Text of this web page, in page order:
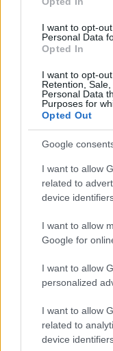
I want to opt-
Personal Data
Opted In
I want to opt-
Retention,
Personal Data
Purposes for
Opted Out
Google
I want to allow
related to
device
I want to allow
Google for
I want to allow
personalized
I want to allow
related to
device
Madridban az
bemondója
tökéletesen
hogy
idegenben,
által írott
nagysikerű
hetvenes
nem költözött
Molnár Gál
"Élete merő
De mindig
Igazat
fölvevőgép
Forrás:MTI